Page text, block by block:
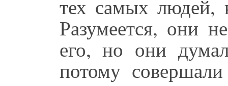
тех самых людей,
Разумеется, они
его, но они
потому